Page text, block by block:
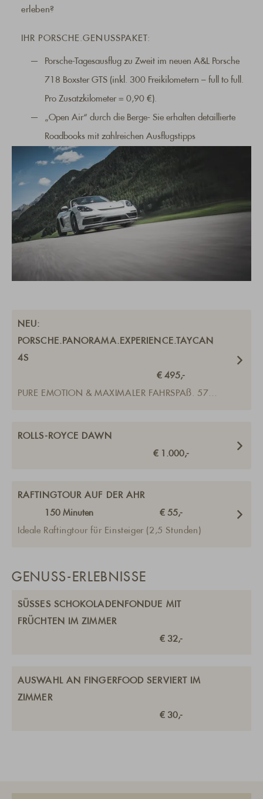
erleben?
IHR PORSCHE.GENUSSPAKET:
Porsche-Tagesausflug zu Zweit im neuen A&L Porsche
718 Boxster GTS (inkl. 300 Freikilometern – full to full.
Pro Zusatzkilometer = 0,90 €).
„Open Air“ durch die Berge- Sie erhalten detaillierte
Roadbooks mit zahlreichen Ausflugstipps
NEU:
PORSCHE.PANORAMA.EXPERIENCE.TAYCAN
4S
€ 495,-
PURE EMOTION & MAXIMALER FAHRSPAß. 571
ROLLS-ROYCE DAWN
€ 1.000,-
RAFTINGTOUR AUF DER AHR
150 Minuten
€ 55,-
Ideale Raftingtour für Einsteiger (2,5 Stunden)
GENUSS-ERLEBNISSE
SÜSSES SCHOKOLADENFONDUE MIT F
RÜCHTEN IM ZIMMER
€ 32,-
AUSWAHL AN FINGERFOOD SERVIERT IM
ZIMMER
€ 30,-